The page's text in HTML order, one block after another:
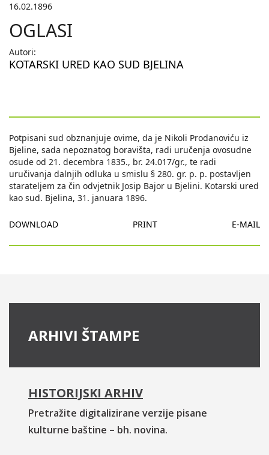
16.02.1896
OGLASI
Autori:
KOTARSKI URED KAO SUD BJELINA
Potpisani sud obznanjuje ovime, da je Nikoli Prodanoviću iz
Bjeline, sada nepoznatog boravišta, radi uručenja ovosudne
osude od 21. decembra 1835., br. 24.017/gr., te radi
uručivanja dalnjih odluka u smislu § 280. gr. p. p. postavljen
starateljem za čin odvjetnik Josip Bajor u Bjelini. Kotarski ured
kao sud. Bjelina, 31. januara 1896.
DOWNLOAD PRINT E-MAIL
ARHIVI ŠTAMPE
HISTORIJSKI ARHIV
Pretražite digitalizirane verzije pisane
kulturne baštine – bh. novina.